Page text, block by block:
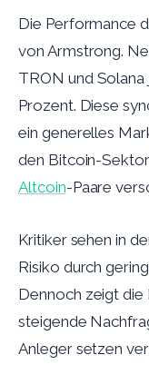
Die Performance
von Armstrong.
TRON und
Prozent. Diese
ein generelles
den Bitcoin-
Altcoin-Paare
Kritiker sehen in
Risiko durch
Dennoch zeigt die
steigende
Anleger setzen